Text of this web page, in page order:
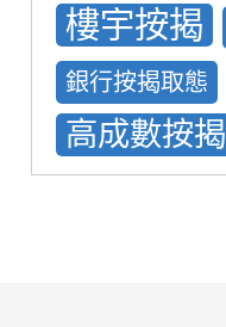
樓宇按揭
銀行按揭取態
高成數按揭